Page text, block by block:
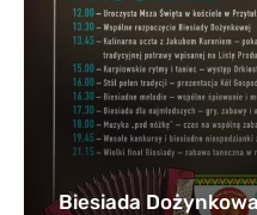
Biesiada